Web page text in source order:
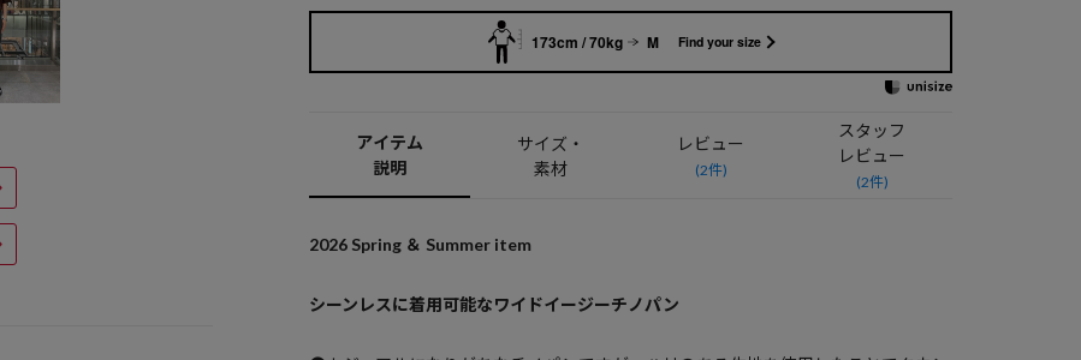
173cm / 70kg M Find your size
アイテム
説明
サイズ・
素材
レビュー
(2件)
スタッフ
レビュー
(2件)
2026 Spring ＆ Summer item
シーンレスに着用可能なワイドイージーチノパン